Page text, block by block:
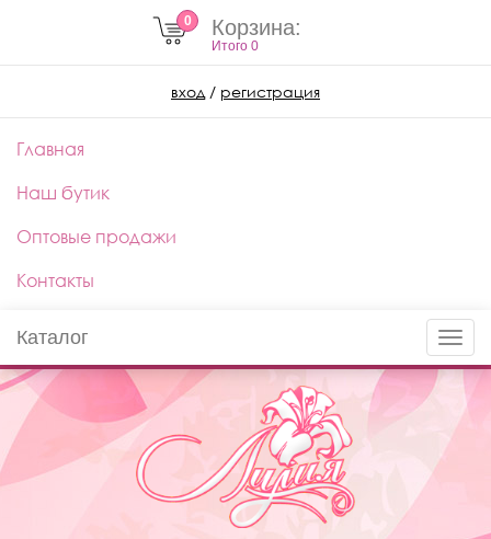
0 Корзина:
Итого 0
вход / регистрация
Главная
Наш бутик
Оптовые продажи
Контакты
Toggle
Каталог